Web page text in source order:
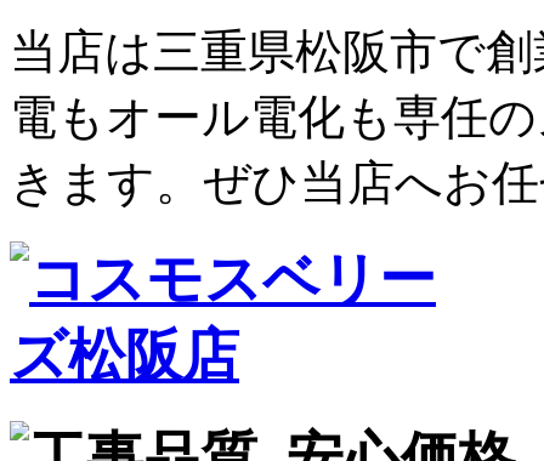
当店は三重県松阪市で
電もオール電化も専任
きます。ぜひ当店へお